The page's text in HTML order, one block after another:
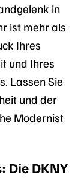
in
ist mehr als
Ihres
und Ihres
Lassen Sie
und der
Modernist
Die DKNY